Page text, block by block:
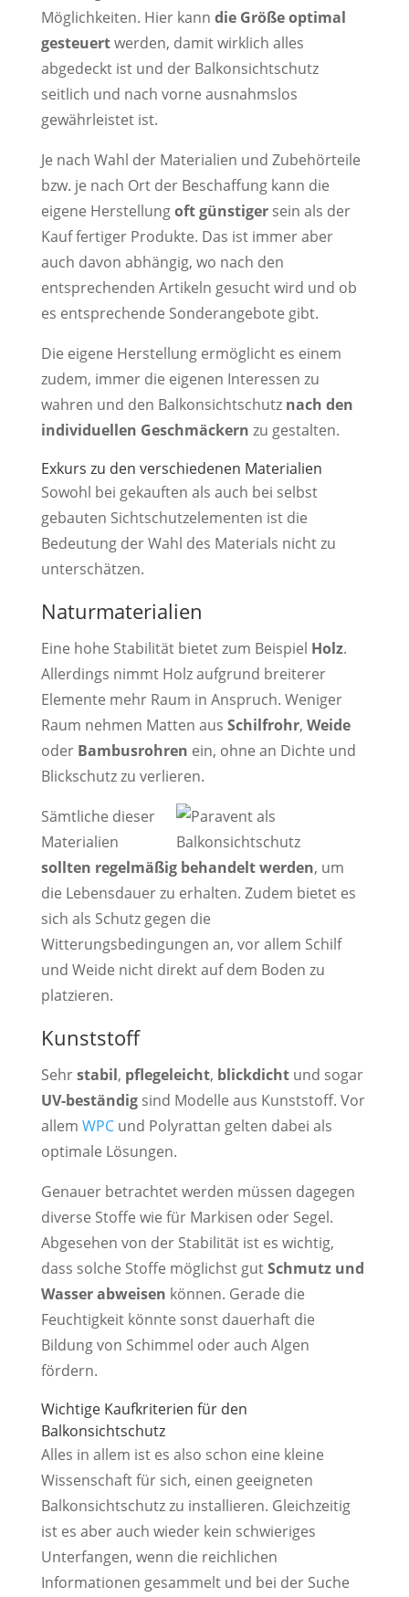
Möglichkeiten. Hier kann die Größe optimal
gesteuertwerden, damit wirklich alles
abgedeckt ist und der Balkonsichtschutz
seitlich und nach vorne ausnahmslos
gewährleistet ist.
Je nach Wahl der Materialien und Zubehörteile
bzw. je nach Ort der Beschaffung kann die
eigene Herstellungoft günstigersein als der
Kauf fertiger Produkte. Das ist immer aber
auch davon abhängig, wo nach den
entsprechenden Artikeln gesucht wird und ob
es entsprechende Sonderangebote gibt.
Die eigene Herstellung ermöglicht es einem
zudem, immer die eigenen Interessen zu
wahren und den Balkonsichtschutz nach den
individuellen Geschmäckern zu gestalten.
Exkurs zu den verschiedenen Materialien
Sowohl bei gekauften als auch bei selbst
gebauten Sichtschutzelementen ist die
Bedeutung der Wahl des Materials nicht zu
unterschätzen.
Naturmaterialien
Eine hohe Stabilität bietet zum Beispiel Holz.
Allerdings nimmt Holz aufgrund breiterer
Elemente mehr Raum in Anspruch. Weniger
Raum nehmen Matten aus Schilfrohr, Weide
oder Bambusrohren ein, ohne an Dichte und
Blickschutz zu verlieren.
Sämtliche dieser
Materialien
sollten regelmäßig behandelt werden, um
die Lebensdauer zu erhalten. Zudem bietet es
sich als Schutz gegen die
Witterungsbedingungen an, vor allem Schilf
und Weide nicht direkt auf dem Boden zu
platzieren.
Kunststoff
Sehrstabil, pflegeleicht, blickdichtund sogar
UV-beständigsind Modelle aus Kunststoff. Vor
allem WPCund Polyrattan gelten dabei als
optimale Lösungen.
Genauer betrachtet werden müssen dagegen
diverse Stoffe wie für Markisen oder Segel.
Abgesehen von der Stabilität ist es wichtig,
dass solche Stoffe möglichst gutSchmutz und
Wasser abweisen können. Gerade die
Feuchtigkeit könnte sonst dauerhaft die
Bildung von Schimmel oder auch Algen
fördern.
Wichtige Kaufkriterien für den
Balkonsichtschutz
Alles in allem ist es also schon eine kleine
Wissenschaft für sich, einen geeigneten
Balkonsichtschutz zu installieren. Gleichzeitig
ist es aber auch wieder kein schwieriges
Unterfangen, wenn die reichlichen
Informationen gesammelt und bei der Suche